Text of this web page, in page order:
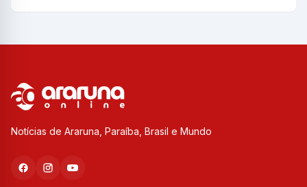
Notícias de Araruna, Paraíba, Brasil e Mundo